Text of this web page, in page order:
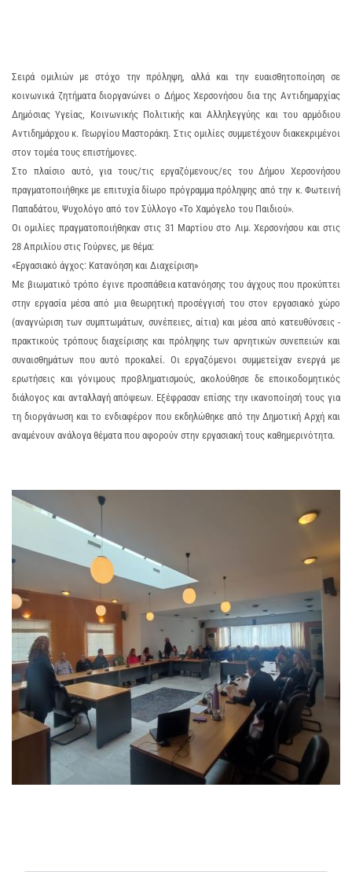
Σειρά ομιλιών με στόχο την πρόληψη, αλλά και την ευαισθητοποίηση σε
κοινωνικά ζητήματα διοργανώνει ο Δήμος Χερσονήσου δια της Αντιδημαρχίας
Δημόσιας Υγείας, Κοινωνικής Πολιτικής και Αλληλεγγύης και του αρμόδιου
Αντιδημάρχου κ. Γεωργίου Μαστοράκη. Στις ομιλίες συμμετέχουν διακεκριμένοι
στον τομέα τους επιστήμονες.
Στο πλαίσιο αυτό, για τους/τις εργαζόμενους/ες του Δήμου Χερσονήσου
πραγματοποιήθηκε με επιτυχία δίωρο πρόγραμμα πρόληψης από την κ. Φωτεινή
Παπαδάτου, Ψυχολόγο από τον Σύλλογο «Το Χαμόγελο του Παιδιού».
Οι ομιλίες πραγματοποιήθηκαν στις 31 Μαρτίου στο Λιμ. Χερσονήσου και στις
28 Απριλίου στις Γούρνες, με θέμα:
«Εργασιακό άγχος: Κατανόηση και Διαχείριση»
Με βιωματικό τρόπο έγινε προσπάθεια κατανόησης του άγχους που προκύπτει
στην εργασία μέσα από μια θεωρητική προσέγγισή του στον εργασιακό χώρο
(αναγνώριση των συμπτωμάτων, συνέπειες, αίτια) και μέσα από κατευθύνσεις -
πρακτικούς τρόπους διαχείρισης και πρόληψης των αρνητικών συνεπειών και
συναισθημάτων που αυτό προκαλεί. Οι εργαζόμενοι συμμετείχαν ενεργά με
ερωτήσεις και γόνιμους προβληματισμούς, ακολούθησε δε εποικοδομητικός
διάλογος και ανταλλαγή απόψεων. Εξέφρασαν επίσης την ικανοποίησή τους για
τη διοργάνωση και το ενδιαφέρον που εκδηλώθηκε από την Δημοτική Αρχή και
αναμένουν ανάλογα θέματα που αφορούν στην εργασιακή τους καθημερινότητα.